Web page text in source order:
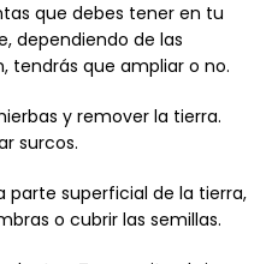
que debes tener en tu
dependiendo de las
tendrás que ampliar o no.
y remover la tierra.
surcos.
parte superficial de la tierra,
o cubrir las semillas.